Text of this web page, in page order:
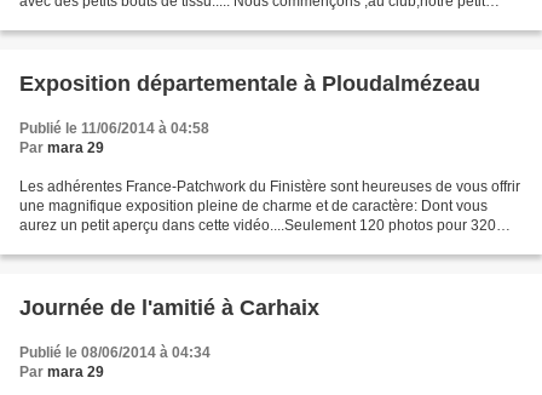
Exposition départementale à Ploudalmézeau
Publié le 11/06/2014 à 04:58
Par mara 29
Les adhérentes France-Patchwork du Finistère sont heureuses de vous offrir
une magnifique exposition pleine de charme et de caractère: Dont vous
aurez un petit aperçu dans cette vidéo....Seulement 120 photos pour 320
Journée de l'amitié à Carhaix
Publié le 08/06/2014 à 04:34
Par mara 29